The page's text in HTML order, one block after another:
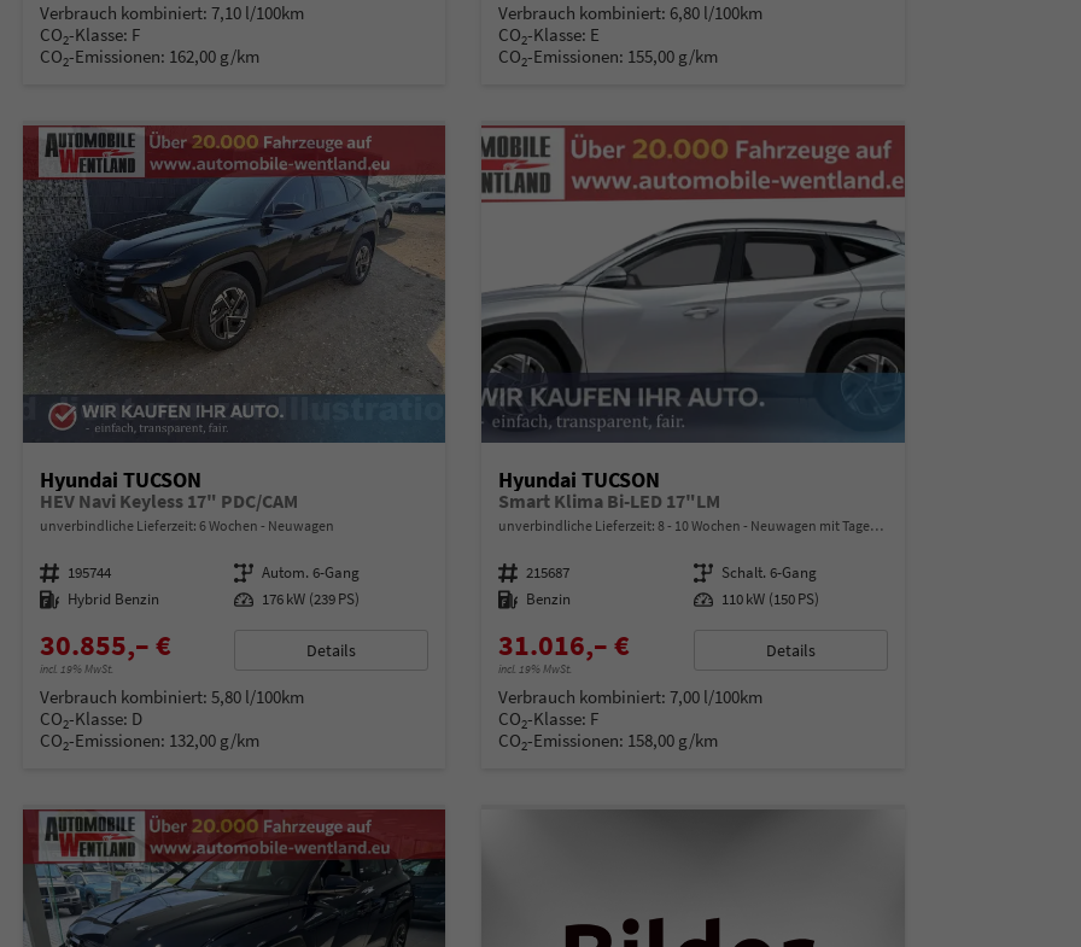
Verbrauch kombiniert: 7,10 l/100km
CO2-Klasse: F
CO2-Emissionen: 162,00 g/km
Verbrauch kombiniert: 6,80 l/100km
CO2-Klasse: E
CO2-Emissionen: 155,00 g/km
Hyundai TUCSON
HEV Navi Keyless 17" PDC/CAM
unverbindliche Lieferzeit: 6 Wochen Neuwagen
Fahrzeugnummer 195744 Getriebe Autom. 6-Gang
Kraftstoff Hybrid Benzin Leistung 176 kW (239 PS)
30.855,– €
incl. 19% MwSt.
Details
Verbrauch kombiniert: 5,80 l/100km
CO2-Klasse: D
CO2-Emissionen: 132,00 g/km
Hyundai TUCSON
Smart Klima Bi-LED 17"LM
unverbindliche Lieferzeit: 8 - 10 Wochen Neuwagen mit Tageszulassung
Fahrzeugnummer 215687 Getriebe Schalt. 6-Gang
Kraftstoff Benzin Leistung 110 kW (150 PS)
31.016,– €
incl. 19% MwSt.
Details
Verbrauch kombiniert:7,00 l/100km
CO2-Klasse: F
CO2-Emissionen: 158,00 g/km